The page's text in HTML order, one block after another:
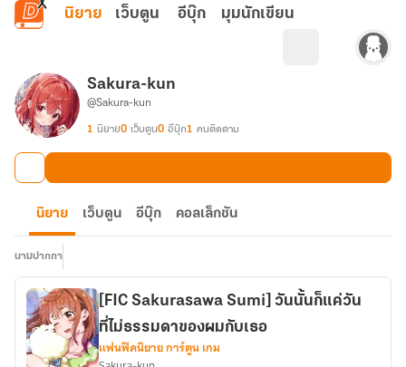
ข้ามไปยังเนื้อหาหลัก
นิยาย เว็บตูน อีบุ๊ก มุมนักเขียน
Sakura-kun
@Sakura-kun
1 นิยาย0 เว็บตูน0 อีบุ๊ก1 คนติดตาม
นิยาย เว็บตูน อีบุ๊ก คอลเล็กชัน
นามปากกา
[FIC Sakurasawa Sumi] วันนั้นก็แค่วัน
ที่ไม่ธรรมดาของผมกับเธอ
แฟนฟิคนิยาย การ์ตูน เกม